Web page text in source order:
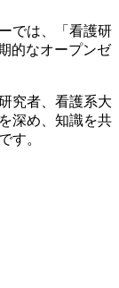
では、「看護研
的なオープンゼ
究者、看護系大
深め、知識を共
す。